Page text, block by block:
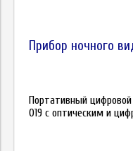
Прибор ночного
Портативный цифровой
019 с оптическим и